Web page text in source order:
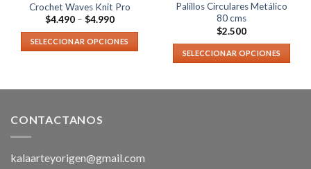
Crochet Waves Knit Pro
$4.490– $4.990
SELECCIONAR OPCIONES
Palillos Circulares Metálico
80 cms
$2.500
SELECCIONAR OPCIONES
CONTACTANOS
kalaarteyorigen@gmail.com